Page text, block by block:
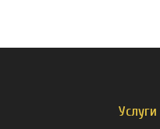
Услуги